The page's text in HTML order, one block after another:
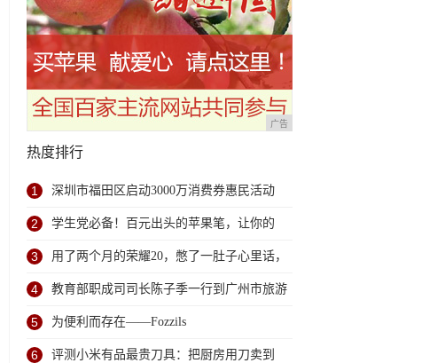
广告
热度排行
1 深圳市福田区启动3000万消费券惠民活动
2 学生党必备！百元出头的苹果笔，让你的
iPad成为学习神器
3 用了两个月的荣耀20，憋了一肚子心里话，
今天终于一吐为快
4 教育部职成司司长陈子季一行到广州市旅游
商务职业学校考察调研
5 为便利而存在——Fozzils
6 评测小米有品最贵刀具：把厨房用刀卖到